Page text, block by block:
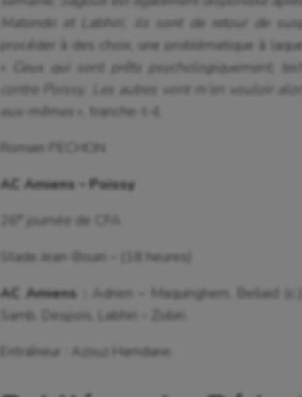
Matondo et Labhiri, ils sont de retour de
procéder à des choix, une problématique à
Ceux qui sont prêts psychologiquement,
contre Poissy. Les autres vont m’en vouloir
eux-mêmes
», tranche-t-il.
Romain PECHON
AC Amiens – Poissy
e journée de CFA
Stade Jean-Bouin – (18 heures)
AC Amiens :
Adrien – Maquinghem, Bellaid
Samb, Despois, Labhiri – Zobiri.
Entraîneur : Azouz Hamdane.